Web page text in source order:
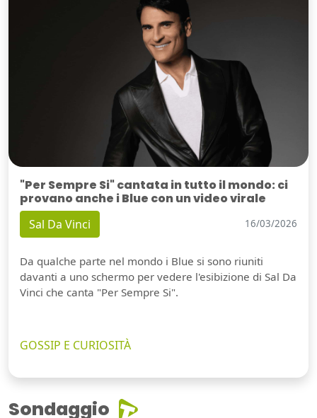
"Per Sempre Si" cantata in tutto il mondo: ci
provano anche i Blue con un video virale
Sal Da Vinci 16/03/2026
Da qualche parte nel mondo i Blue si sono riuniti
davanti a uno schermo per vedere l'esibizione di Sal Da
Vinci che canta "Per Sempre Si".
GOSSIP E CURIOSITÀ
Sondaggio